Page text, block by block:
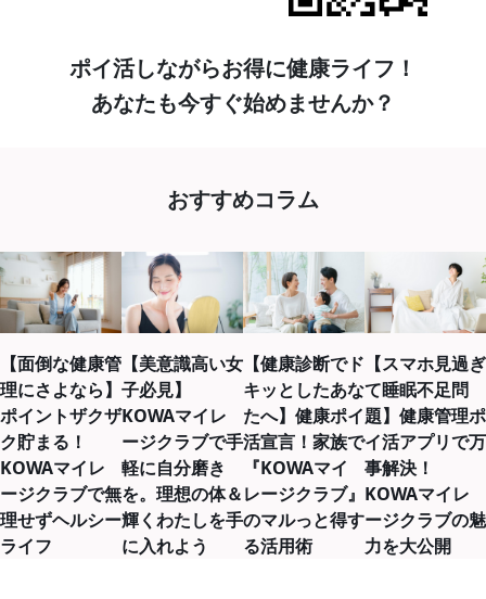
ポイ活しながらお得に健康ライフ！
あなたも今すぐ始めませんか？
おすすめコラム
【面倒な健康管
理にさよなら】
ポイントザクザ
ク貯まる！
KOWAマイレ
ージクラブで無
理せずヘルシー
ライフ
【美意識高い女
子必見】
KOWAマイレ
ージクラブで手
軽に自分磨き
を。理想の体＆
輝くわたしを手
に入れよう
【健康診断でド
キッとしたあな
たへ】健康ポイ
活宣言！家族で
『KOWAマイ
レージクラブ』
のマルっと得す
る活用術
【スマホ見過ぎ
て睡眠不足問
題】健康管理ポ
イ活アプリで万
事解決！
KOWAマイレ
ージクラブの魅
力を大公開